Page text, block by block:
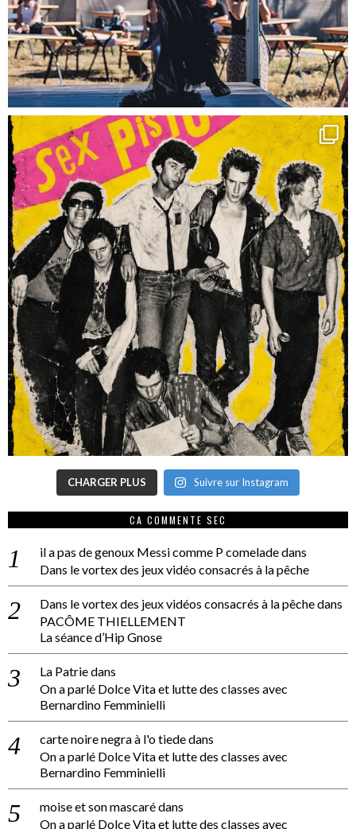
CHARGER PLUS Suivre sur Instagram
CA COMMENTE SEC
il a pas de genoux Messi comme P comeladedans
Dans le vortex des jeux vidéo consacrés à la pêche
Dans le vortex des jeux vidéos consacrés à la pêchedans
PACÔME THIELLEMENT
La séance d’Hip Gnose
La Patriedans
On a parlé Dolce Vita et lutte des classes avec
Bernardino Femminielli
carte noire negra à l'o tiededans
On a parlé Dolce Vita et lutte des classes avec
Bernardino Femminielli
moise et son mascarédans
On a parlé Dolce Vita et lutte des classes avec